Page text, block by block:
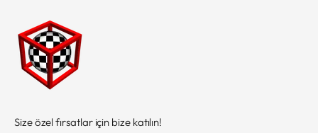
Size özel fırsatlar için bize katılın!